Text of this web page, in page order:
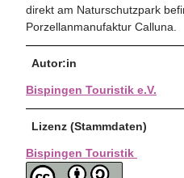
direkt am Naturschutzpark
Porzellanmanufaktur Calluna.
Autor:in
Bispingen Touristik e.V.
Lizenz (Stammdaten)
Bispingen Touristik